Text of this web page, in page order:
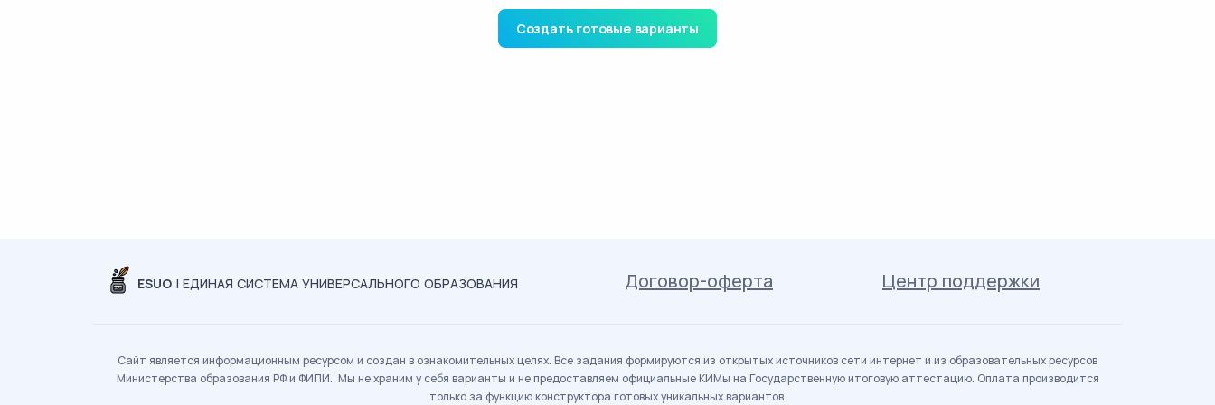
Создать готовые варианты
ESUO | ЕДИНАЯ СИСТЕМА УНИВЕРСАЛЬНОГО ОБРАЗОВАНИЯ Договор-оферта Центр поддержки
Сайт является информационным ресурсом и создан в ознакомительных целях. Все задания формируются из открытых источников сети интернет и из образовательных ресурсов
Министерства образования РФ и ФИПИ. Мы не храним у себя варианты и не предоставляем официальные КИМы на Государственную итоговую аттестацию. Оплата производится
только за функцию конструктора готовых уникальных вариантов.